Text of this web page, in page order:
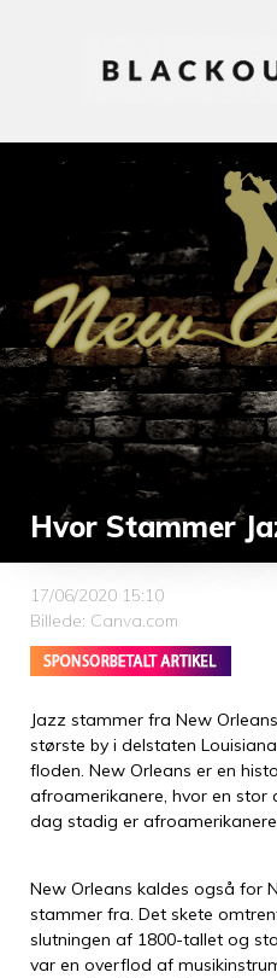
Hvor Stammer
17/06/2020 15:10
Billede: Canva.com
Jazz stammer fra New
største by i delstaten
floden. New Orleans er en
afroamerikanere, hvor en stor
dag stadig er
New Orleans kaldes også for
stammer fra. Det skete
slutningen af 1800-tallet og
var en overflod af